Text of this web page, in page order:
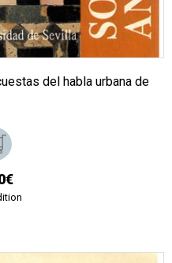
del habla urbana de